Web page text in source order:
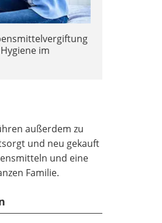
im
außerdem zu
und neu gekauft
und eine
Familie.